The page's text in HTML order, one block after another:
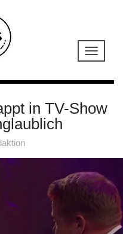
in TV-Show